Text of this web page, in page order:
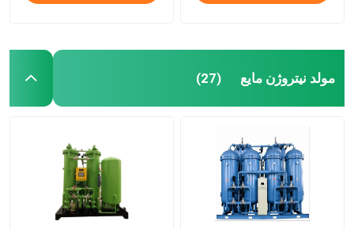
مولد نیتروژن مایع (27)